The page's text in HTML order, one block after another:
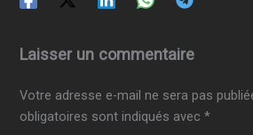
Laisser un commentaire
Votre adresse e-mail ne sera pas
obligatoires sont indiqués avec*